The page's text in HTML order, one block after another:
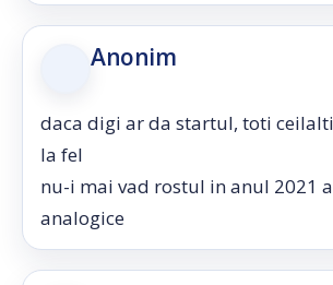
Anonim
daca digi ar da startul, toti
la fel
nu-i mai vad rostul in anul 2021
analogice